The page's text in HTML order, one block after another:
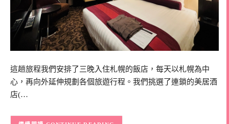
這趟旅程我們安排了三晚入住札幌的飯店，每天以札幌為中
心，再向外延伸規劃各個旅遊行程。我們挑選了連鎖的美居酒
店(…